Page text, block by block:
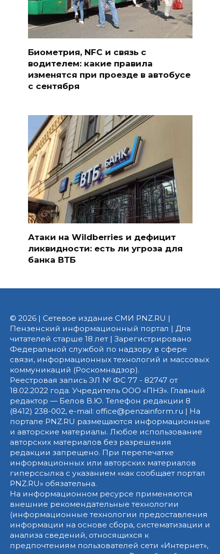
Биометрия, NFC и связь с
водителем: какие правила
изменятся при проезде в автобусе
с сентября
Атаки на Wildberries и дефицит
ликвидности: есть ли угроза для
банка ВТБ
© 2026 | Сетевое издание СМИ PNZ.RU |
Пензенский информационный портал | Для
читателей старше 18 лет | Зарегистрировано
Федеральной службой по надзору в сфере
связи, информационных технологий и массовых
коммуникаций (Роскомнадзор).
Реестровая запись ЭЛ № ФС 77 - 82747 от
18.02.2022 года. Учредитель ООО «ПНЗ». Главный
редактор — Белов В.Ю. Телефон редакции 8
(8412) 238-002, e-mail: office@penzainform.ru | На
портале PNZ.RU размещаются информационные
и авторские материалы. Любое использование
авторских материалов без разрешения
редакции запрещено. При перепечатке
информационных или авторских материалов
гиперссылка с указанием «как сообщает портал
PNZ.RU» обязательна.
На информационном ресурсе применяются
внешние рекомендательные технологии
(информационные технологии предоставления
информации на основе сбора, систематизации и
анализа сведений, относящихся к
предпочтениям пользователей сети «Интернет»,